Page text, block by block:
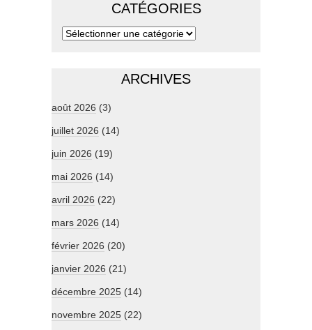
CATÉGORIES
ARCHIVES
août 2026 (3)
juillet 2026 (14)
juin 2026 (19)
mai 2026 (14)
avril 2026 (22)
mars 2026 (14)
février 2026 (20)
janvier 2026 (21)
décembre 2025 (14)
novembre 2025 (22)